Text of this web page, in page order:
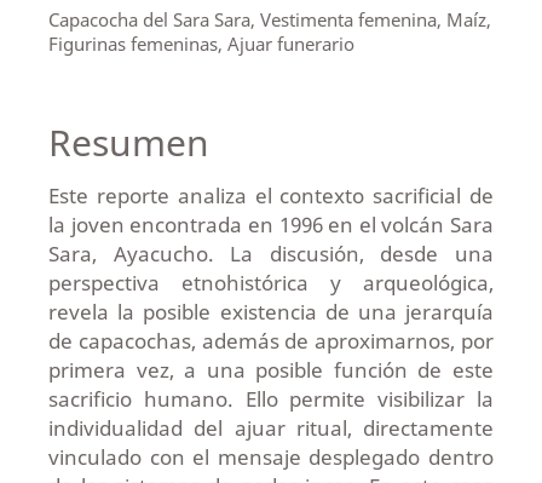
Capacocha del Sara Sara, Vestimenta femenina, Maíz,
Figurinas femeninas, Ajuar funerario
Resumen
Este reporte analiza el contexto sacrificial de
la joven encontrada en 1996 en el volcán Sara
Sara, Ayacucho. La discusión, desde una
perspectiva etnohistórica y arqueológica,
revela la posible existencia de una jerarquía
de capacochas, además de aproximarnos, por
primera vez, a una posible función de este
sacrificio humano. Ello permite visibilizar la
individualidad del ajuar ritual, directamente
vinculado con el mensaje desplegado dentro